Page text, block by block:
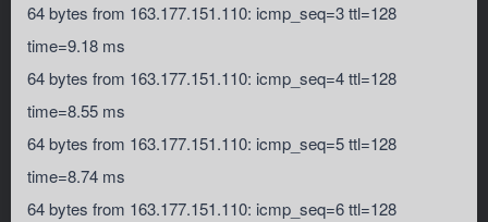
64 bytes from 163.177.151.110: icmp_seq=3 ttl=128
time=9.18 ms
64 bytes from 163.177.151.110: icmp_seq=4 ttl=128
time=8.55 ms
64 bytes from 163.177.151.110: icmp_seq=5 ttl=128
time=8.74 ms
64 bytes from 163.177.151.110: icmp_seq=6 ttl=128